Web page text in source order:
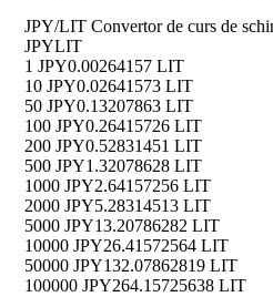
JPY/LIT Convertor de curs de
JPYLIT
1 JPY0.00264157 LIT
10 JPY0.02641573 LIT
50 JPY0.13207863 LIT
100 JPY0.26415726 LIT
200 JPY0.52831451 LIT
500 JPY1.32078628 LIT
1000 JPY2.64157256 LIT
2000 JPY5.28314513 LIT
5000 JPY13.20786282 LIT
10000 JPY26.41572564 LIT
50000 JPY132.07862819 LIT
100000 JPY264.15725638 LIT